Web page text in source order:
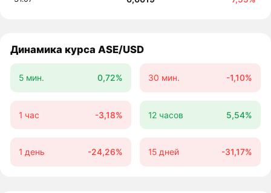
Динамика курса ASE/USD
5 мин. 0,72% 30 мин. -1,10%
1 час -3,18% 12 часов 5,54%
1 день -24,26% 15 дней -31,17%